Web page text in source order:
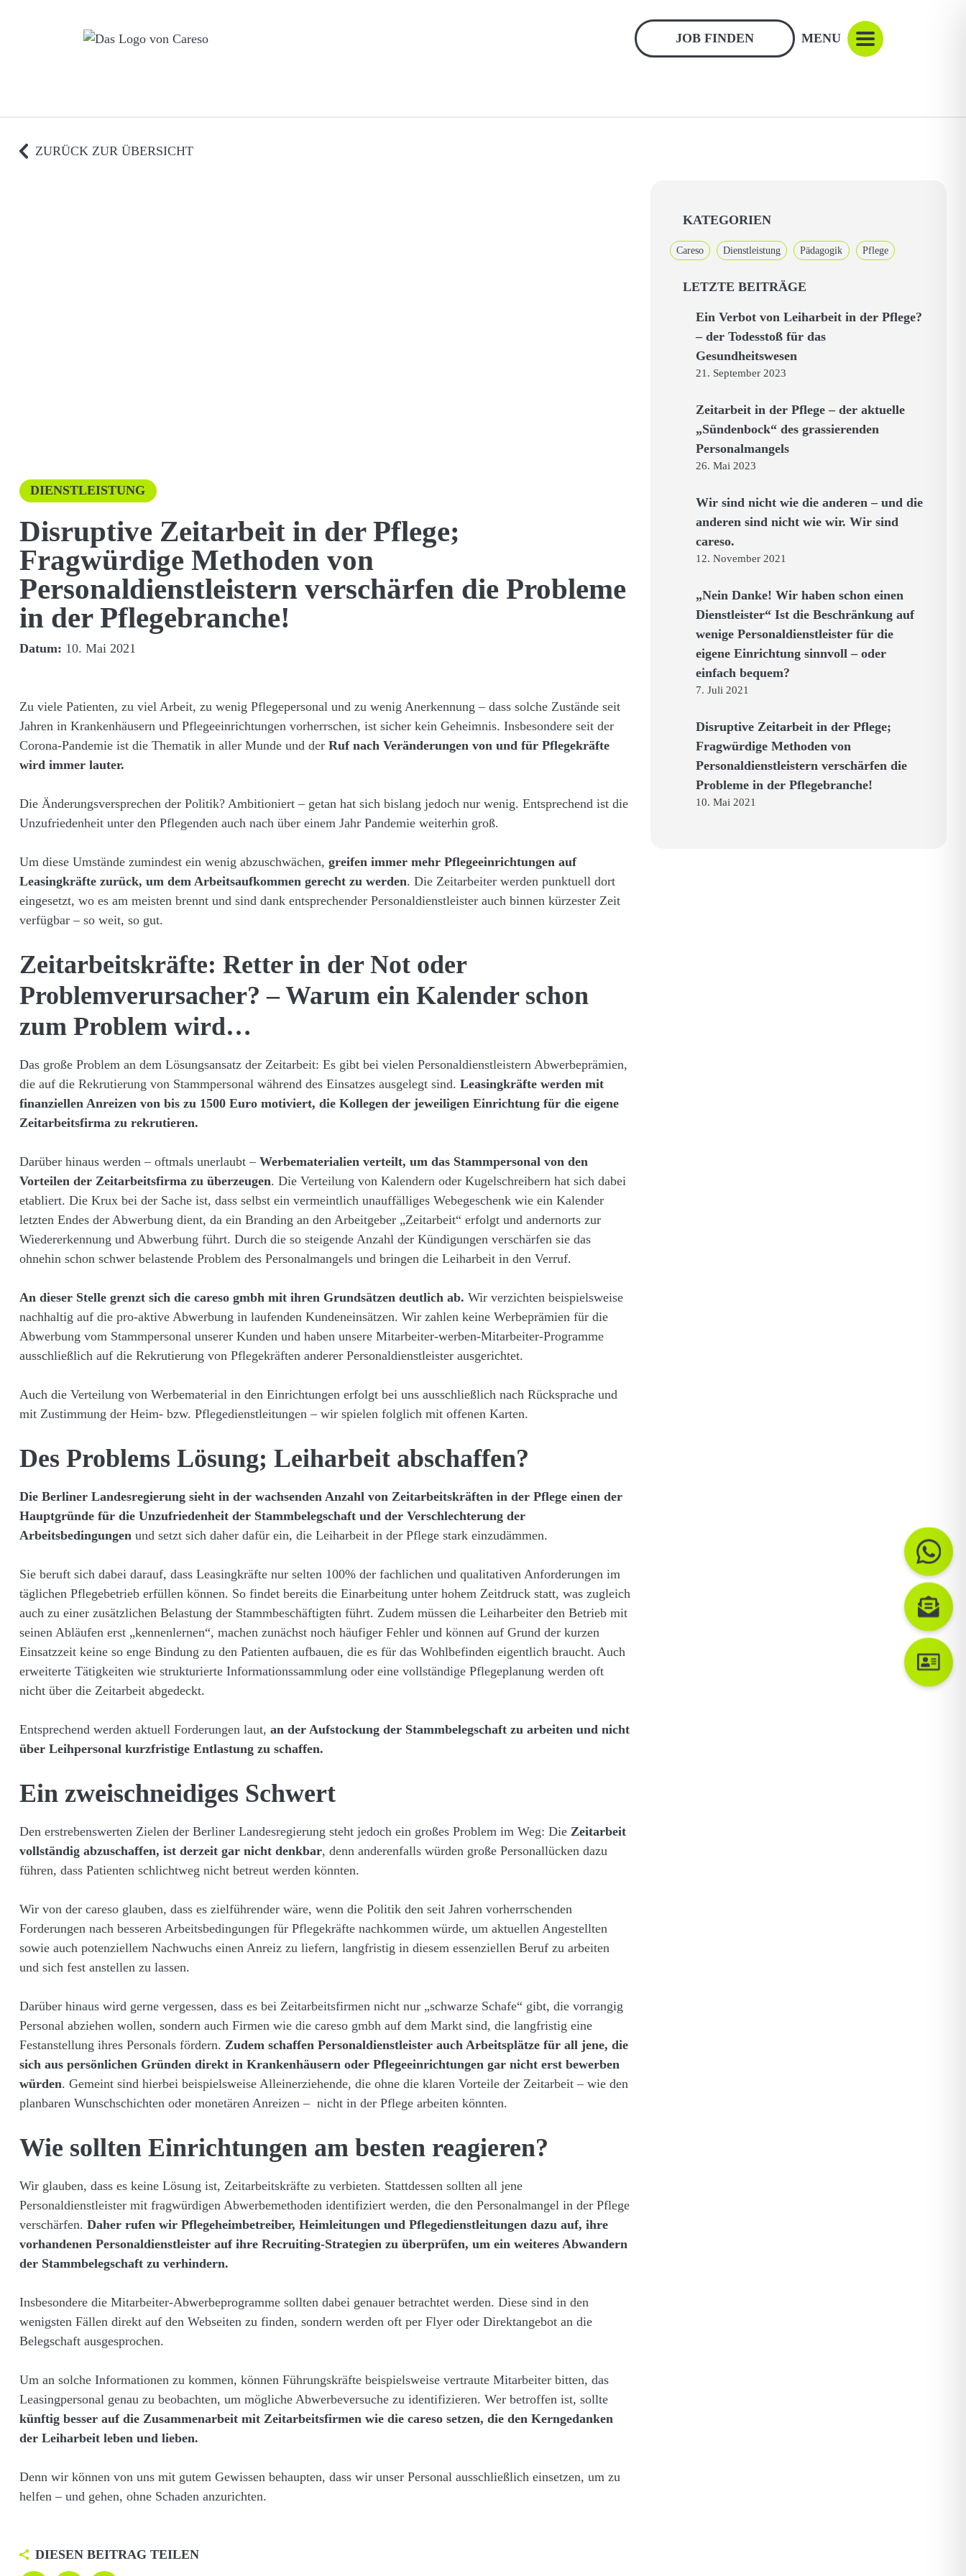
JOB FINDEN MENU
Impressum
FAQ
Datenschutz
ZURÜCK ZUR ÜBERSICHT
DIENSTLEISTUNG
Disruptive Zeitarbeit in der Pflege;
Fragwürdige Methoden von
Personaldienstleistern verschärfen die Probleme
in der Pflegebranche!
Datum: 10. Mai 2021
Zu viele Patienten, zu viel Arbeit, zu wenig Pflegepersonal und zu wenig Anerkennung – dass solche Zustände seit
Jahren in Krankenhäusern und Pflegeeinrichtungen vorherrschen, ist sicher kein Geheimnis. Insbesondere seit der
Corona-Pandemie ist die Thematik in aller Munde und der Ruf nach Veränderungen von und für Pflegekräfte
wird immer lauter.
Die Änderungsversprechen der Politik? Ambitioniert – getan hat sich bislang jedoch nur wenig. Entsprechend ist die
Unzufriedenheit unter den Pflegenden auch nach über einem Jahr Pandemie weiterhin groß.
Um diese Umstände zumindest ein wenig abzuschwächen, greifen immer mehr Pflegeeinrichtungen auf
Leasingkräfte zurück, um dem Arbeitsaufkommen gerecht zu werden. Die Zeitarbeiter werden punktuell dort
eingesetzt, wo es am meisten brennt und sind dank entsprechender Personaldienstleister auch binnen kürzester Zeit
verfügbar – so weit, so gut.
Zeitarbeitskräfte: Retter in der Not oder
Problemverursacher? – Warum ein Kalender schon
zum Problem wird…
Das große Problem an dem Lösungsansatz der Zeitarbeit: Es gibt bei vielen Personaldienstleistern Abwerbeprämien,
die auf die Rekrutierung von Stammpersonal während des Einsatzes ausgelegt sind. Leasingkräfte werden mit
finanziellen Anreizen von bis zu 1500 Euro motiviert, die Kollegen der jeweiligen Einrichtung für die eigene
Zeitarbeitsfirma zu rekrutieren.
Darüber hinaus werden – oftmals unerlaubt – Werbematerialien verteilt, um das Stammpersonal von den
Vorteilen der Zeitarbeitsfirma zu überzeugen. Die Verteilung von Kalendern oder Kugelschreibern hat sich dabei
etabliert. Die Krux bei der Sache ist, dass selbst ein vermeintlich unauffälliges Webegeschenk wie ein Kalender
letzten Endes der Abwerbung dient, da ein Branding an den Arbeitgeber „Zeitarbeit“ erfolgt und andernorts zur
Wiedererkennung und Abwerbung führt. Durch die so steigende Anzahl der Kündigungen verschärfen sie das
ohnehin schon schwer belastende Problem des Personalmangels und bringen die Leiharbeit in den Verruf.
An dieser Stelle grenzt sich die careso gmbh mit ihren Grundsätzen deutlich ab. Wir verzichten beispielsweise
nachhaltig auf die pro-aktive Abwerbung in laufenden Kundeneinsätzen. Wir zahlen keine Werbeprämien für die
Abwerbung vom Stammpersonal unserer Kunden und haben unsere Mitarbeiter-werben-Mitarbeiter-Programme
ausschließlich auf die Rekrutierung von Pflegekräften anderer Personaldienstleister ausgerichtet.
Auch die Verteilung von Werbematerial in den Einrichtungen erfolgt bei uns ausschließlich nach Rücksprache und
mit Zustimmung der Heim- bzw. Pflegedienstleitungen – wir spielen folglich mit offenen Karten.
Des Problems Lösung; Leiharbeit abschaffen?
Die Berliner Landesregierung sieht in der wachsenden Anzahl von Zeitarbeitskräften in der Pflege einen der
Hauptgründe für die Unzufriedenheit der Stammbelegschaft und der Verschlechterung der
Arbeitsbedingungen und setzt sich daher dafür ein, die Leiharbeit in der Pflege stark einzudämmen.
Sie beruft sich dabei darauf, dass Leasingkräfte nur selten 100% der fachlichen und qualitativen Anforderungen im
täglichen Pflegebetrieb erfüllen können. So findet bereits die Einarbeitung unter hohem Zeitdruck statt, was zugleich
auch zu einer zusätzlichen Belastung der Stammbeschäftigten führt. Zudem müssen die Leiharbeiter den Betrieb mit
seinen Abläufen erst „kennenlernen“, machen zunächst noch häufiger Fehler und können auf Grund der kurzen
Einsatzzeit keine so enge Bindung zu den Patienten aufbauen, die es für das Wohlbefinden eigentlich braucht. Auch
erweiterte Tätigkeiten wie strukturierte Informationssammlung oder eine vollständige Pflegeplanung werden oft
nicht über die Zeitarbeit abgedeckt.
Entsprechend werden aktuell Forderungen laut, an der Aufstockung der Stammbelegschaft zu arbeiten und nicht
über Leihpersonal kurzfristige Entlastung zu schaffen.
Ein zweischneidiges Schwert
Den erstrebenswerten Zielen der Berliner Landesregierung steht jedoch ein großes Problem im Weg: Die Zeitarbeit
vollständig abzuschaffen, ist derzeit gar nicht denkbar, denn anderenfalls würden große Personallücken dazu
führen, dass Patienten schlichtweg nicht betreut werden könnten.
Wir von der careso glauben, dass es zielführender wäre, wenn die Politik den seit Jahren vorherrschenden
Forderungen nach besseren Arbeitsbedingungen für Pflegekräfte nachkommen würde, um aktuellen Angestellten
sowie auch potenziellem Nachwuchs einen Anreiz zu liefern, langfristig in diesem essenziellen Beruf zu arbeiten
und sich fest anstellen zu lassen.
Darüber hinaus wird gerne vergessen, dass es bei Zeitarbeitsfirmen nicht nur „schwarze Schafe“ gibt, die vorrangig
Personal abziehen wollen, sondern auch Firmen wie die careso gmbh auf dem Markt sind, die langfristig eine
Festanstellung ihres Personals fördern. Zudem schaffen Personaldienstleister auch Arbeitsplätze für all jene, die
sich aus persönlichen Gründen direkt in Krankenhäusern oder Pflegeeinrichtungen gar nicht erst bewerben
würden. Gemeint sind hierbei beispielsweise Alleinerziehende, die ohne die klaren Vorteile der Zeitarbeit – wie den
planbaren Wunschschichten oder monetären Anreizen – nicht in der Pflege arbeiten könnten.
Wie sollten Einrichtungen am besten reagieren?
Wir glauben, dass es keine Lösung ist, Zeitarbeitskräfte zu verbieten. Stattdessen sollten all jene
Personaldienstleister mit fragwürdigen Abwerbemethoden identifiziert werden, die den Personalmangel in der Pflege
verschärfen. Daher rufen wir Pflegeheimbetreiber, Heimleitungen und Pflegedienstleitungen dazu auf, ihre
vorhandenen Personaldienstleister auf ihre Recruiting-Strategien zu überprüfen, um ein weiteres Abwandern
der Stammbelegschaft zu verhindern.
Insbesondere die Mitarbeiter-Abwerbeprogramme sollten dabei genauer betrachtet werden. Diese sind in den
wenigsten Fällen direkt auf den Webseiten zu finden, sondern werden oft per Flyer oder Direktangebot an die
Belegschaft ausgesprochen.
Um an solche Informationen zu kommen, können Führungskräfte beispielsweise vertraute Mitarbeiter bitten, das
Leasingpersonal genau zu beobachten, um mögliche Abwerbeversuche zu identifizieren. Wer betroffen ist, sollte
künftig besser auf die Zusammenarbeit mit Zeitarbeitsfirmen wie die careso setzen, die den Kerngedanken
der Leiharbeit leben und lieben.
Denn wir können von uns mit gutem Gewissen behaupten, dass wir unser Personal ausschließlich einsetzen, um zu
helfen – und gehen, ohne Schaden anzurichten.
KATEGORIEN
Careso Dienstleistung Pädagogik Pflege
LETZTE BEITRÄGE
Ein Verbot von Leiharbeit in der Pflege?
– der Todesstoß für das
Gesundheitswesen
21. September 2023
Zeitarbeit in der Pflege – der aktuelle
„Sündenbock“ des grassierenden
Personalmangels
26. Mai 2023
Wir sind nicht wie die anderen – und die
anderen sind nicht wie wir. Wir sind
careso.
12. November 2021
„Nein Danke! Wir haben schon einen
Dienstleister“ Ist die Beschränkung auf
wenige Personaldienstleister für die
eigene Einrichtung sinnvoll – oder
einfach bequem?
7. Juli 2021
Disruptive Zeitarbeit in der Pflege;
Fragwürdige Methoden von
Personaldienstleistern verschärfen die
Probleme in der Pflegebranche!
10. Mai 2021
DIESEN BEITRAG TEILEN